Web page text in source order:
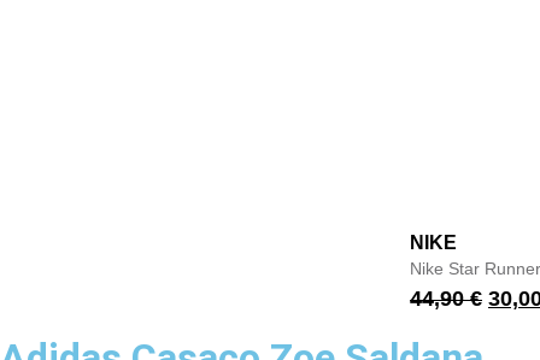
NIKE
Nike Star
44,90€